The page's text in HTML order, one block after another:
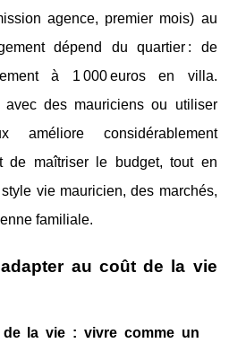
agence, premier mois) au
dépend du quartier : de
à 1 000 euros en villa.
avec des mauriciens ou utiliser
améliore considérablement
de maîtriser le budget, tout en
vie mauricien, des marchés,
familiale.
au coût de la vie
la vie : vivre comme un